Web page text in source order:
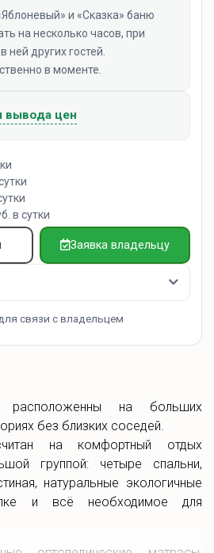
и «Сказка» баню
на несколько часов, при
ней других гостей.
в моменте.
вывода цен
в сутки
Заявка владельцу
связи с владельцем
расположенны на больших
без близких соседей.
на комфортный отдых
группой: четыре спальни,
натуральные экологичные
и всё необходимое для